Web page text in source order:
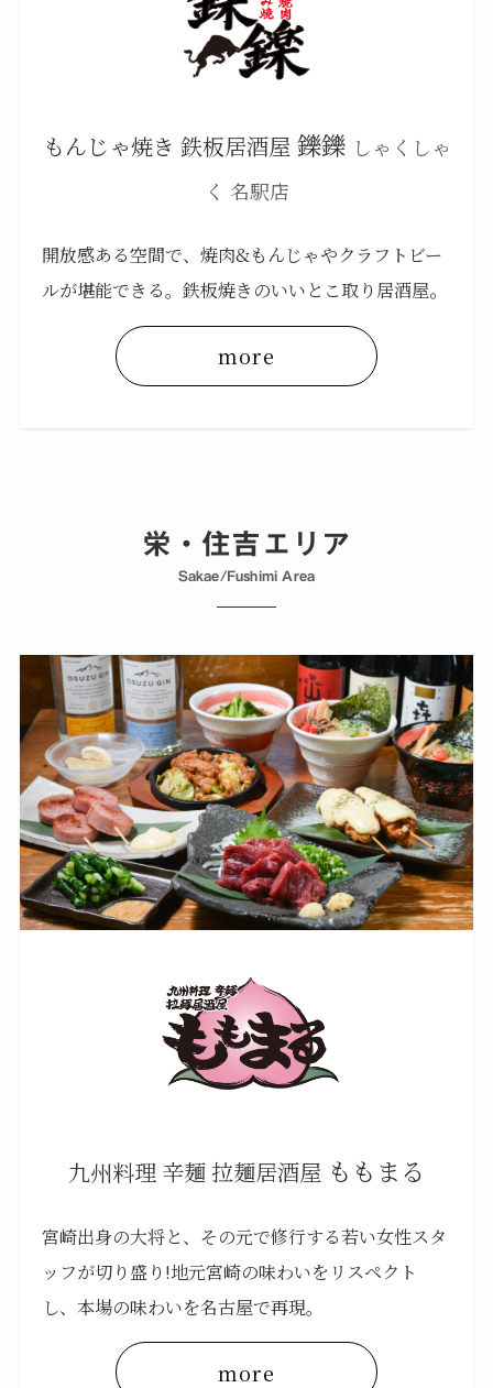
もんじゃ焼き 鉄板居酒屋 鑠鑠 しゃくしゃ
く 名駅店
開放感ある空間で、焼肉&もんじゃやクラフトビー
ルが堪能できる。鉄板焼きのいいとこ取り居酒屋。
more
栄・住吉エリア
Sakae/Fushimi Area
九州料理 辛麺 拉麺居酒屋 ももまる
宮崎出身の大将と、その元で修行する若い女性スタ
ッフが切り盛り!地元宮崎の味わいをリスペクト
し、本場の味わいを名古屋で再現。
more